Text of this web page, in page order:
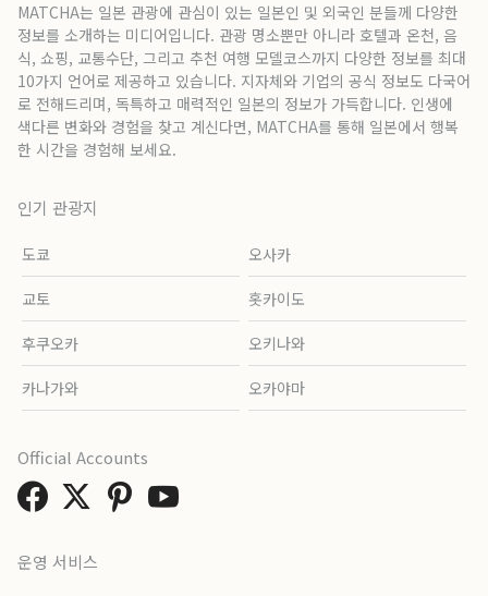
MATCHA는 일본 관광에 관심이 있는 일본인 및 외국인 분들께 다양한
정보를 소개하는 미디어입니다. 관광 명소뿐만 아니라 호텔과 온천, 음
식, 쇼핑, 교통수단, 그리고 추천 여행 모델코스까지 다양한 정보를 최대
10가지 언어로 제공하고 있습니다. 지자체와 기업의 공식 정보도 다국어
로 전해드리며, 독특하고 매력적인 일본의 정보가 가득합니다. 인생에
색다른 변화와 경험을 찾고 계신다면, MATCHA를 통해 일본에서 행복
한 시간을 경험해 보세요.
인기 관광지
도쿄 오사카
교토 홋카이도
후쿠오카 오키나와
카나가와 오카야마
운영 서비스
Official Accounts